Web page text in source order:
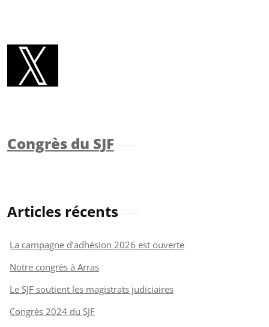
Congrès du SJF
Articles récents
La campagne d’adhésion 2026 est ouverte
Notre congrès à Arras
Le SJF soutient les magistrats judiciaires
Congrès 2024 du SJF